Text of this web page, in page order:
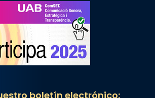
boletín electrónico: